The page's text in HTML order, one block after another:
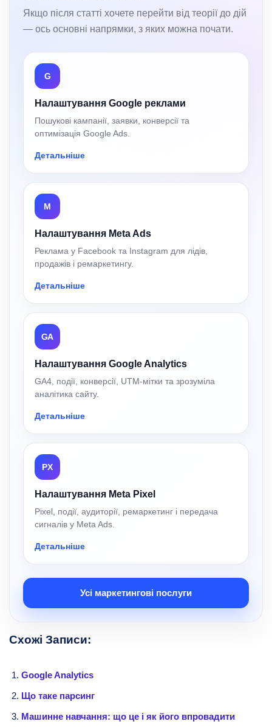
Якщо після статті хочете перейти від теорії до дій
— ось основні напрямки, з яких можна почати.
G
Налаштування Google реклами
Пошукові кампанії, заявки, конверсії та
оптимізація Google Ads.
Детальніше
M
Налаштування Meta Ads
Реклама у Facebook та Instagram для лідів,
продажів і ремаркетингу.
Детальніше
GA
Налаштування Google Analytics
GA4, події, конверсії, UTM-мітки та зрозуміла
аналітика сайту.
Детальніше
PX
Налаштування Meta Pixel
Pixel, події, аудиторії, ремаркетинг і передача
сигналів у Meta Ads.
Детальніше
Усі маркетингові послуги
Схожі Записи:
Google Analytics
Що таке парсинг
Машинне навчання: що це і як його впровадити